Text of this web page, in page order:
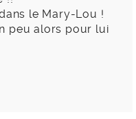
le Mary-Lou !
peu alors pour lui